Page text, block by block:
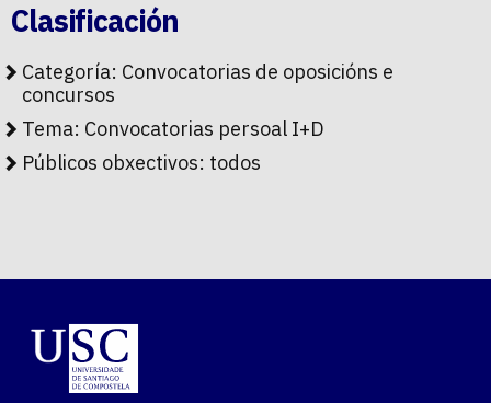
Clasificación
Categoría: Convocatorias de oposicións e
concursos
Tema: Convocatorias persoal I+D
Públicos obxectivos: todos